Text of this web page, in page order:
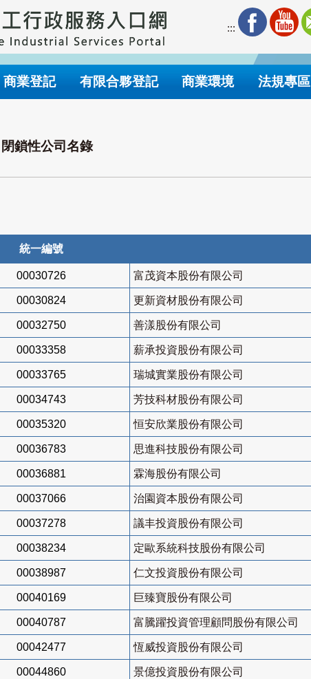
:::
商業登記 有限合夥登記 商業環境 法規專區
閉鎖性公司名錄
統一編號
00030726 富茂資本股份有限公司
00030824 更新資材股份有限公司
00032750 善漾股份有限公司
00033358 薪承投資股份有限公司
00033765 瑞城實業股份有限公司
00034743 芳技科材股份有限公司
00035320 恒安欣業股份有限公司
00036783 思進科技股份有限公司
00036881 霖海股份有限公司
00037066 治園資本股份有限公司
00037278 議丰投資股份有限公司
00038234 定歐系統科技股份有限公司
00038987 仁文投資股份有限公司
00040169 巨臻寶股份有限公司
00040787 富騰躍投資管理顧問股份有限公司
00042477 恆威投資股份有限公司
00044860 景億投資股份有限公司